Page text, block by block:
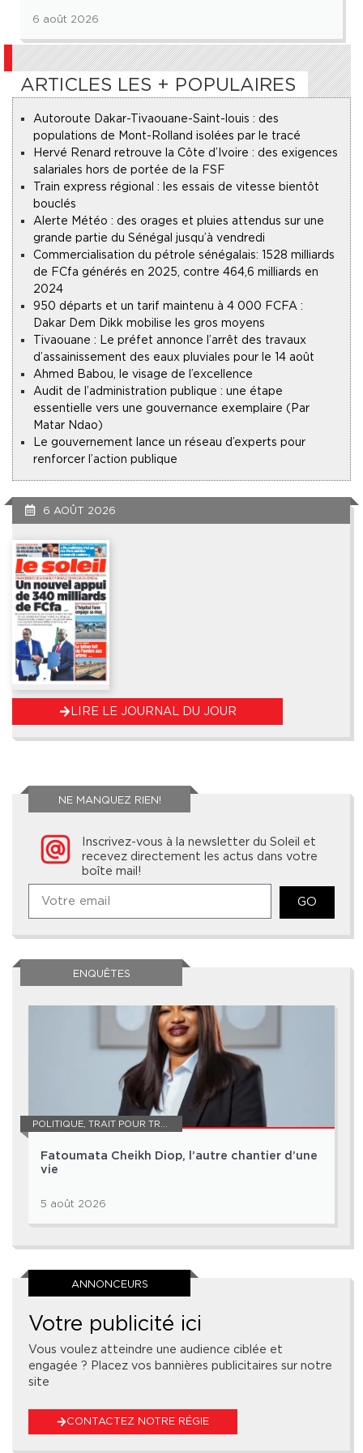
6 août 2026
ARTICLES LES + POPULAIRES
Autoroute Dakar-Tivaouane-Saint-louis : des
populations de Mont-Rolland isolées par le tracé
Hervé Renard retrouve la Côte d’Ivoire : des exigences
salariales hors de portée de la FSF
Train express régional : les essais de vitesse bientôt
bouclés
Alerte Météo : des orages et pluies attendus sur une
grande partie du Sénégal jusqu’à vendredi
Commercialisation du pétrole sénégalais : 1528 milliards
de FCfa générés en 2025, contre 464,6 milliards en
2024
950 départs et un tarif maintenu à 4 000 FCFA :
Dakar Dem Dikk mobilise les gros moyens
Tivaouane : Le préfet annonce l’arrêt des travaux
d’assainissement des eaux pluviales pour le 14 août
Ahmed Babou, le visage de l’excellence
Audit de l’administration publique : une étape
essentielle vers une gouvernance exemplaire (Par
Matar Ndao)
Le gouvernement lance un réseau d’experts pour
renforcer l’action publique
6 AOÛT 2026
LIRE LE JOURNAL DU JOUR
NE MANQUEZ RIEN!
Inscrivez-vous à la newsletter du Soleil et
recevez directement les actus dans votre
boîte mail!
GO
ENQUÊTES
POLITIQUE TRAIT POUR TRAIT
Fatoumata Cheikh Diop, l’autre chantier d’une
vie
5 août 2026
ANNONCEURS
Votre publicité ici
Vous voulez atteindre une audience ciblée et
engagée ? Placez vos bannières publicitaires sur notre
site
CONTACTEZ NOTRE RÉGIE